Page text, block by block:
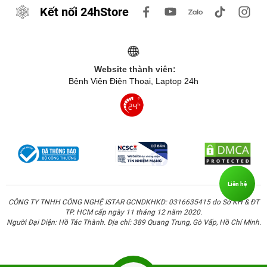
Tucano Top Second Skin có thêm lớp chống sốc cực dày
(4mm) ở bên trong để giúp bảo vệ tối đa cho laptop của
bạn tránh bị hư hỏng bởi những tai nạn bất ngờ hoặc tác
động từ bên ngoài. Hơn nữa, lớp chống sốc này còn có
Kết nối 24hStore
Website thành viên:
Bệnh Viện Điện Thoại, Laptop 24h
CÔNG TY TNHH CÔNG NGHỆ ISTAR GCNDKHKD: 0316635415 do Sở KH & ĐT
TP. HCM cấp ngày 11 tháng 12 năm 2020.
Người Đại Diện: Hồ Tác Thành. Địa chỉ: 389 Quang Trung, Gò Vấp, Hồ Chí Minh.
Liên hệ